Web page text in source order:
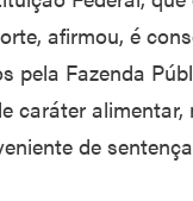
afirmou, é
pela Fazenda
caráter
de